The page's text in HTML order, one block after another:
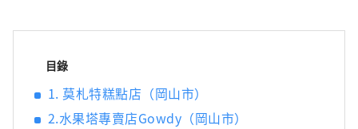
目錄
1. 莫札特糕點店（岡山市）
2.水果塔專賣店Gowdy（岡山市）